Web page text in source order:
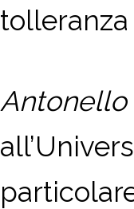
tolleranza
Antonello